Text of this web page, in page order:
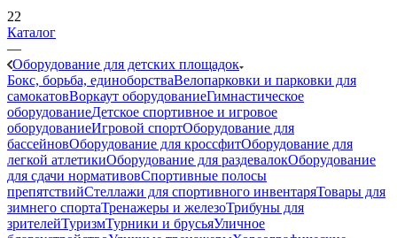
22
Каталог
—
Оборудование для детских площадок
Бокс, борьба, единоборстваВелопарковки и парковки для
самокатовВоркаут оборудованиеГимнастическое
оборудованиеДетское спортивное и игровое
оборудованиеИгровой спортОборудование для
бассейновОборудование для кроссфитОборудование для
легкой атлетикиОборудование для раздевалокОборудование
для сдачи нормативовСпортивные полосы
препятствийСтеллажи для спортивного инвентаряТовары для
зимнего спортаТренажеры и железоТрибуны для
зрителейТуризмТурники и брусьяУличное